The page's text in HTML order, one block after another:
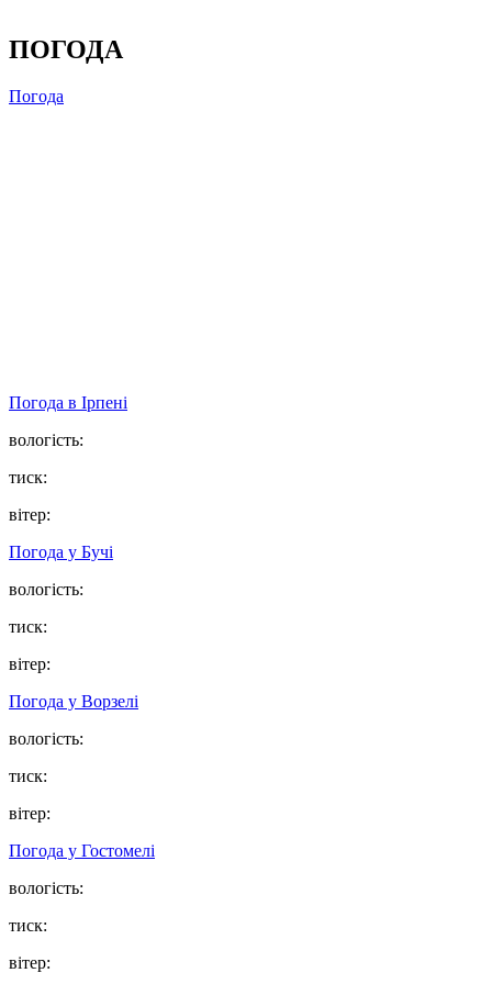
ПОГОДА
Погода
Погода в Ірпені
вологість:
тиск:
вітер:
Погода у Бучі
вологість:
тиск:
вітер:
Погода у Ворзелі
вологість:
тиск:
вітер:
Погода у Гостомелі
вологість:
тиск:
вітер: